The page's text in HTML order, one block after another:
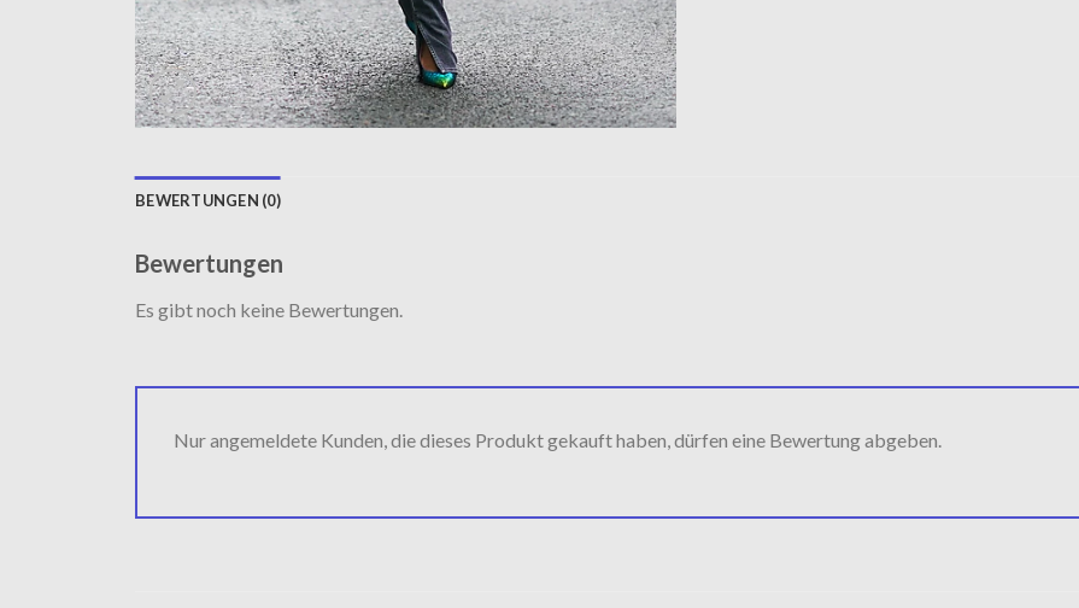
BEWERTUNGEN (0)
Bewertungen
Es gibt noch keine Bewertungen.
Nur angemeldete Kunden, die dieses Produkt gekauft haben, dürfen eine Bewertung abgeben.